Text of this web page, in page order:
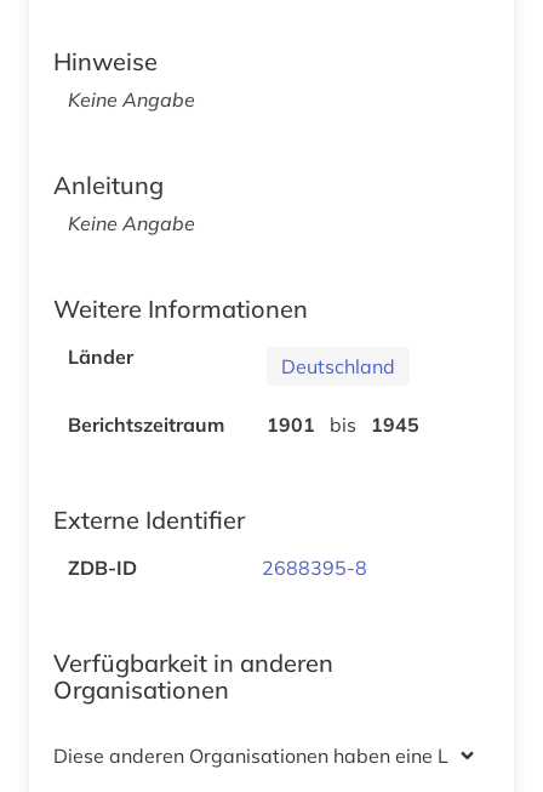
Hinweise
Keine Angabe
Anleitung
Keine Angabe
Weitere Informationen
Länder Deutschland
Berichtszeitraum 1901 bis 1945
Externe Identifier
ZDB-ID 2688395-8
Verfügbarkeit in anderen
Organisationen
Diese anderen Organisationen haben eine Lizenz